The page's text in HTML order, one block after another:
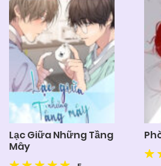
Lạc Giữa Những Tầng
Mây